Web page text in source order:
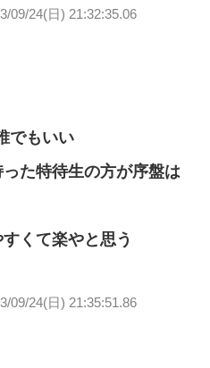
09/24(日) 21:32:35.06
でもいい
た特待生の方が序盤は
くて楽やと思う
09/24(日) 21:35:51.86